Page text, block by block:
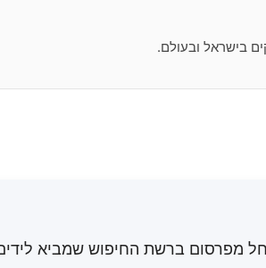
מפרסום ברשת החיפוש שמביא